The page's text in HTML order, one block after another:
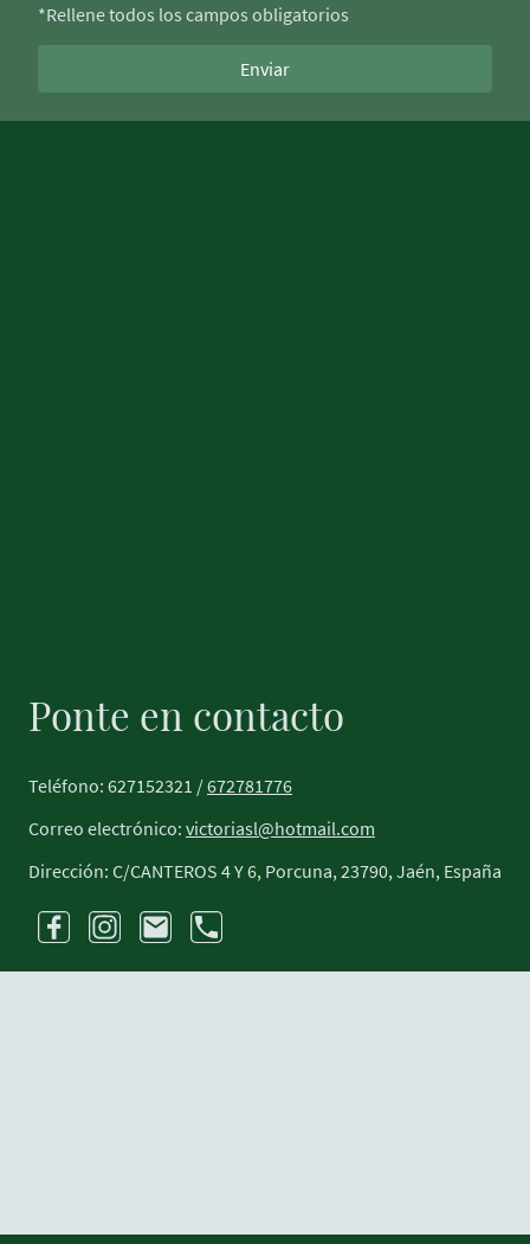
*Rellene todos los campos obligatorios
Enviar
Ponte en contacto
Teléfono: 627152321 /672781776
Correo electrónico: victoriasl@hotmail.com
Dirección: C/CANTEROS 4 Y 6, Porcuna, 23790, Jaén, España